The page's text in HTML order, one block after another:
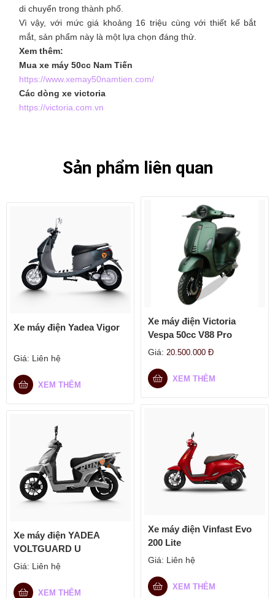
di chuyển trong thành phố.
Vì vậy, với mức giá khoảng 16 triệu cùng với thiết kế bắt
mắt, sản phẩm này là một lựa chọn đáng thử.
Xem thêm:
Mua xe máy 50cc Nam Tiến
https://www.xemay50namtien.com/
Các dòng xe victoria
https://victoria.com.vn
Sản phẩm liên quan
Xe máy điện Victoria
Vespa 50cc V88 Pro
Giá: 20.500.000 Đ
XEM THÊM
Xe máy điện Yadea Vigor
Giá: Liên hệ
XEM THÊM
Xe máy điện Vinfast Evo
200 Lite
Giá: Liên hệ
XEM THÊM
Xe máy điện YADEA
VOLTGUARD U
Giá: Liên hệ
XEM THÊM